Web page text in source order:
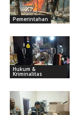
Pemerintahan
Hukum &
Kriminalitas